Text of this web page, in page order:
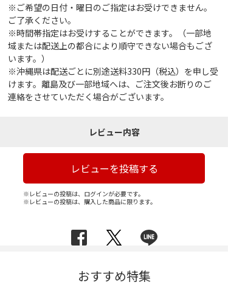
※ご希望の日付・曜日のご指定はお受けできません。
ご了承ください。
※時間帯指定はお受けすることができます。（一部地
域または配送上の都合により順守できない場合もござ
います。）
※沖縄県は配送ごとに別途送料330円（税込）を申し受
けます。離島及び一部地域へは、ご注文後お断りのご
連絡をさせていただく場合がございます。
レビュー内容
レビューを投稿する
※レビューの投稿は、ログインが必要です。
※レビューの投稿は、購入した商品に限ります。
おすすめ特集